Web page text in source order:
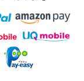
【USED】Canadian Army IECS Fleece Pants 実物 カナダ軍 フリースパンツ ユーズド